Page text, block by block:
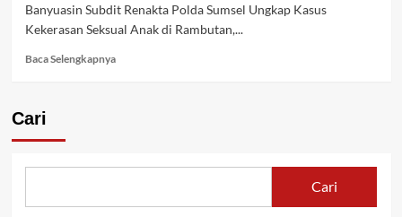
di
Sungai
Banyuasin Subdit Renakta Polda Sumsel Ungkap Kasus
Kekerasan Seksual Anak di Rambutan,...
Baca SelengkapnyaBaca
Kekerasan
Cari
Cari